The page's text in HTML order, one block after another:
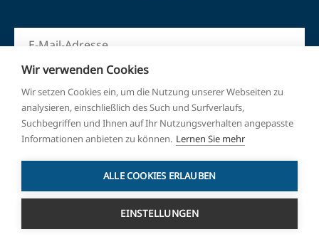
ANMELDEN
Wir verwenden Cookies
Wir setzen Cookies ein, um die Nutzung unserer Webseiten zu
analysieren, einschließlich des Such und Surfverlaufs,
Suchbegriffen und Ihnen auf Ihr Nutzungsverhalten angepasste
Informationen anbieten zu können. Lernen Sie mehr
ALLE COOKIES ERLAUBEN
EINSTELLUNGEN